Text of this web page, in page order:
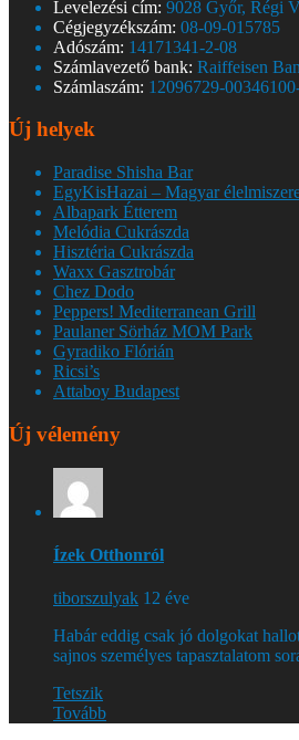
Levelezési cím: 9028 Győr, Régi
Cégjegyzékszám: 08-09-015785
Adószám: 14171341-2-08
Számlavezető bank: Raiffeisen
Számlaszám: 12096729-
Új helyek
Paradise Shisha Bar
EgyKisHazai – Magyar
Albapark Étterem
Melódia Cukrászda
Hisztéria Cukrászda
Waxx Gasztrobár
Chez Dodo
Peppers! Mediterranean Grill
Paulaner Sörház MOM Park
Gyradiko Flórián
Ricsi’s
Attaboy Budapest
Új vélemény
Ízek Otthonról
tiborszulyak 12 éve
Habár eddig csak jó dolgokat
sajnos személyes tapasztalatom
Tetszik
Tovább